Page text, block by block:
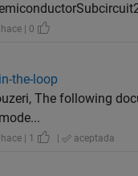
| 0
the-loop
The following
| 1 | aceptada